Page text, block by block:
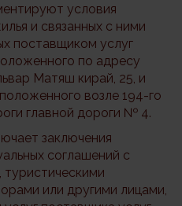
условия
и связанных с ними
поставщиком услуг
по адресу
Матяш кирай, 25, и
возле 194-го
главной дороги № 4.
заключения
соглашений с
или другими лицами,